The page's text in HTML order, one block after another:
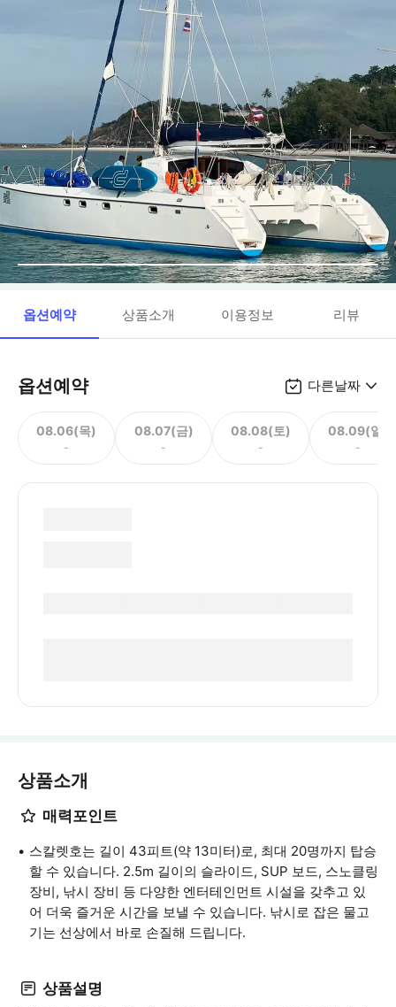
옵션예약 상품소개 이용정보 리뷰
옵션예약 다른날짜
08.06(목)
-
08.07(금)
-
08.08(토)
-
08.09(일)
-
상품소개
매력포인트
스칼렛호는 길이 43피트(약 13미터)로, 최대 20명까지 탑승
할 수 있습니다. 2.5m 길이의 슬라이드, SUP 보드, 스노클링
장비, 낚시 장비 등 다양한 엔터테인먼트 시설을 갖추고 있
어 더욱 즐거운 시간을 보낼 수 있습니다. 낚시로 잡은 물고
기는 선상에서 바로 손질해 드립니다.
상품설명